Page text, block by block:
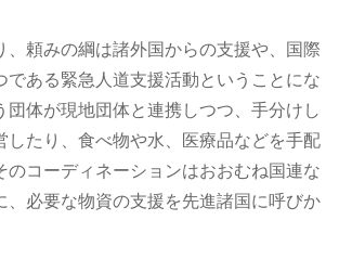
、頼みの綱は諸外国からの支援や、国際
である緊急人道支援活動ということにな
団体が現地団体と連携しつつ、手分けし
したり、食べ物や水、医療品などを手配
のコーディネーションはおおむね国連な
、必要な物資の支援を先進諸国に呼びか